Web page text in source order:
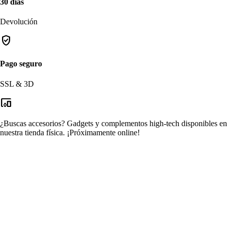
Devolución
verified_user
Pago seguro
SSL & 3D
devices_other
¿Buscas accesorios? Gadgets y complementos high-tech disponibles en
nuestra tienda física. ¡Próximamente online!